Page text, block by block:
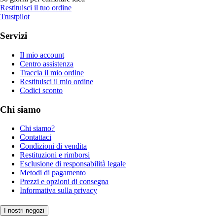
Restituisci il tuo ordine
Trustpilot
Servizi
Il mio account
Centro assistenza
Traccia il mio ordine
Restituisci il mio ordine
Codici sconto
Chi siamo
Chi siamo?
Contattaci
Condizioni di vendita
Restituzioni e rimborsi
Esclusione di responsabilità legale
Metodi di pagamento
Prezzi e opzioni di consegna
Informativa sulla privacy
I nostri negozi